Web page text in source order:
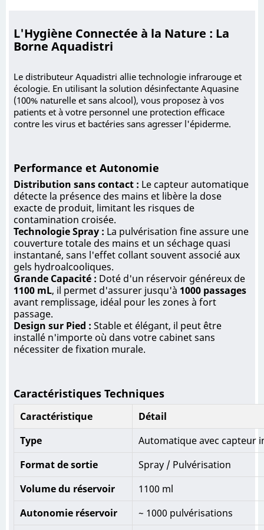
L'Hygiène Connectée à la Nature : La
Borne Aquadistri
Le distributeur Aquadistri allie technologie infrarouge et
écologie. En utilisant la solution désinfectante Aquasine
(100% naturelle et sans alcool), vous proposez à vos
patients et à votre personnel une protection efficace
contre les virus et bactéries sans agresser l'épiderme.
Performance et Autonomie
Distribution sans contact : Le capteur automatique
détecte la présence des mains et libère la dose
exacte de produit, limitant les risques de
contamination croisée.
Technologie Spray : La pulvérisation fine assure une
couverture totale des mains et un séchage quasi
instantané, sans l'effet collant souvent associé aux
gels hydroalcooliques.
Grande Capacité : Doté d'un réservoir généreux de
1100 mL, il permet d'assurer jusqu'à 1000 passages
avant remplissage, idéal pour les zones à fort
passage.
Design sur Pied : Stable et élégant, il peut être
installé n'importe où dans votre cabinet sans
nécessiter de fixation murale.
Caractéristiques Techniques
Caractéristique
Détail
Type
Automatique avec capteur
Format de sortie
Spray / Pulvérisation
Volume du réservoir
1100 ml
Autonomie réservoir
~ 1000 pulvérisations